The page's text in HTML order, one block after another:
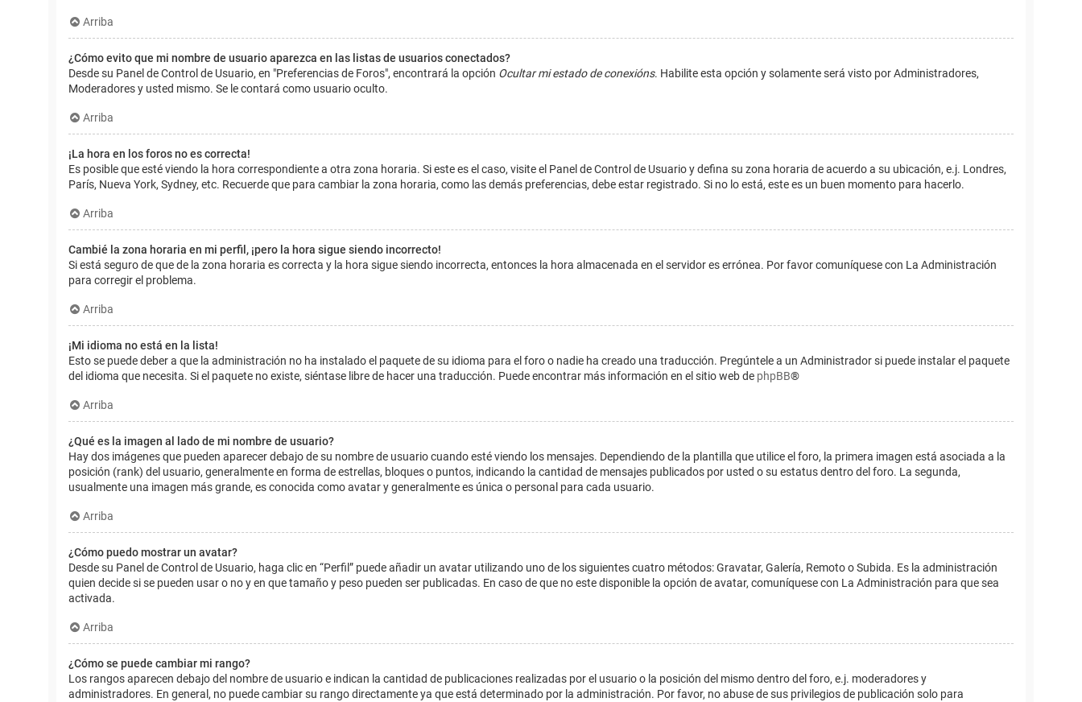
Arriba
¿Cómo evito que mi nombre de usuario aparezca en las listas de usuarios conectados?
Desde su Panel de Control de Usuario, en "Preferencias de Foros", encontrará la opción Ocultar mi estado de conexións. Habilite esta opción y solamente será visto por Administradores,
Moderadores y usted mismo. Se le contará como usuario oculto.
Arriba
¡La hora en los foros no es correcta!
Es posible que esté viendo la hora correspondiente a otra zona horaria. Si este es el caso, visite el Panel de Control de Usuario y defina su zona horaria de acuerdo a su ubicación, e.j. Londres,
París, Nueva York, Sydney, etc. Recuerde que para cambiar la zona horaria, como las demás preferencias, debe estar registrado. Si no lo está, este es un buen momento para hacerlo.
Arriba
Cambié la zona horaria en mi perfil, ¡pero la hora sigue siendo incorrecto!
Si está seguro de que de la zona horaria es correcta y la hora sigue siendo incorrecta, entonces la hora almacenada en el servidor es errónea. Por favor comuníquese con La Administración
para corregir el problema.
Arriba
¡Mi idioma no está en la lista!
Esto se puede deber a que la administración no ha instalado el paquete de su idioma para el foro o nadie ha creado una traducción. Pregúntele a un Administrador si puede instalar el paquete
del idioma que necesita. Si el paquete no existe, siéntase libre de hacer una traducción. Puede encontrar más información en el sitio web de phpBB®
Arriba
¿Qué es la imagen al lado de mi nombre de usuario?
Hay dos imágenes que pueden aparecer debajo de su nombre de usuario cuando esté viendo los mensajes. Dependiendo de la plantilla que utilice el foro, la primera imagen está asociada a la
posición (rank) del usuario, generalmente en forma de estrellas, bloques o puntos, indicando la cantidad de mensajes publicados por usted o su estatus dentro del foro. La segunda,
usualmente una imagen más grande, es conocida como avatar y generalmente es única o personal para cada usuario.
Arriba
¿Cómo puedo mostrar un avatar?
Desde su Panel de Control de Usuario, haga clic en “Perfil” puede añadir un avatar utilizando uno de los siguientes cuatro métodos: Gravatar, Galería, Remoto o Subida. Es la administración
quien decide si se pueden usar o no y en que tamaño y peso pueden ser publicadas. En caso de que no este disponible la opción de avatar, comuníquese con La Administración para que sea
activada.
Arriba
¿Cómo se puede cambiar mi rango?
Los rangos aparecen debajo del nombre de usuario e indican la cantidad de publicaciones realizadas por el usuario o la posición del mismo dentro del foro, e.j. moderadores y
administradores. En general, no puede cambiar su rango directamente ya que está determinado por la administración. Por favor, no abuse de sus privilegios de publicación solo para